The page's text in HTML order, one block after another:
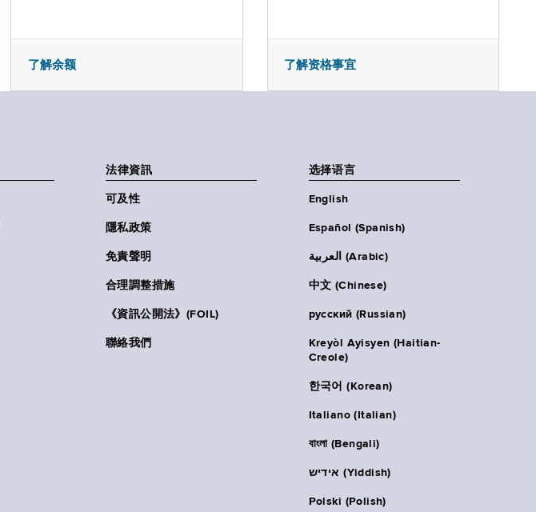
了解余额 了解资格事宜
法律資訊
可及性
隱私政策
免責聲明
合理調整措施
《資訊公開法》(FOIL)
聯絡我們
选择语言
English
Español (Spanish)
العربية (Arabic)
中文 (Chinese)
русский (Russian)
Kreyòl Ayisyen (Haitian-
Creole)
한국어 (Korean)
Italiano (Italian)
বাংলা (Bengali)
אידיש (Yiddish)
Polski (Polish)